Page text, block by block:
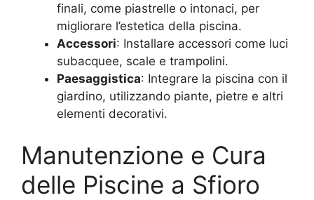
finali, come piastrelle o intonaci, per
migliorare l’estetica della piscina.
Accessori: Installare accessori come luci
subacquee, scale e trampolini.
Paesaggistica: Integrare la piscina con il
giardino, utilizzando piante, pietre e altri
elementi decorativi.
Manutenzione e Cura
delle Piscine a Sfioro